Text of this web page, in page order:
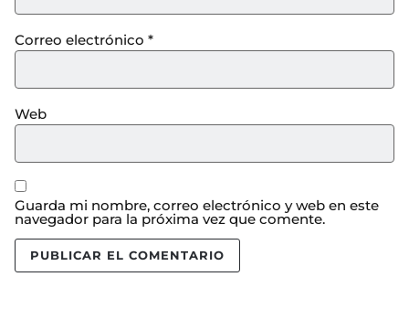
Correo electrónico *
Web
Guarda mi nombre, correo electrónico y web en este
navegador para la próxima vez que comente.